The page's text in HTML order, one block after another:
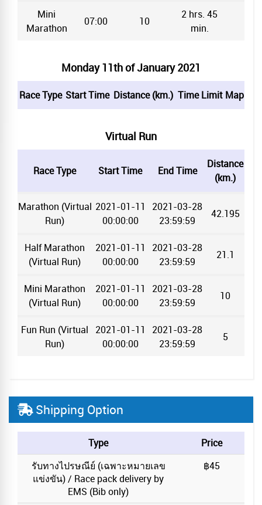
Mini
Marathon
07:00 10
2 hrs. 45
min.
Monday 11th of January 2021
Race Type Start Time Distance (km.) Time Limit Map
Virtual Run
Race Type Start Time End Time
Distance
(km.)
Marathon (Virtual
Run)
2021-01-11
00:00:00
2021-03-28
23:59:59
42.195
Half Marathon
(Virtual Run)
2021-01-11
00:00:00
2021-03-28
23:59:59
21.1
Mini Marathon
(Virtual Run)
2021-01-11
00:00:00
2021-03-28
23:59:59
10
Fun Run (Virtual
Run)
2021-01-11
00:00:00
2021-03-28
23:59:59
5
Shipping Option
Type
Price
รับทางไปรษณีย์ (เฉพาะหมายเลข
แข่งขัน) / Race pack delivery by
EMS (Bib only)
฿45